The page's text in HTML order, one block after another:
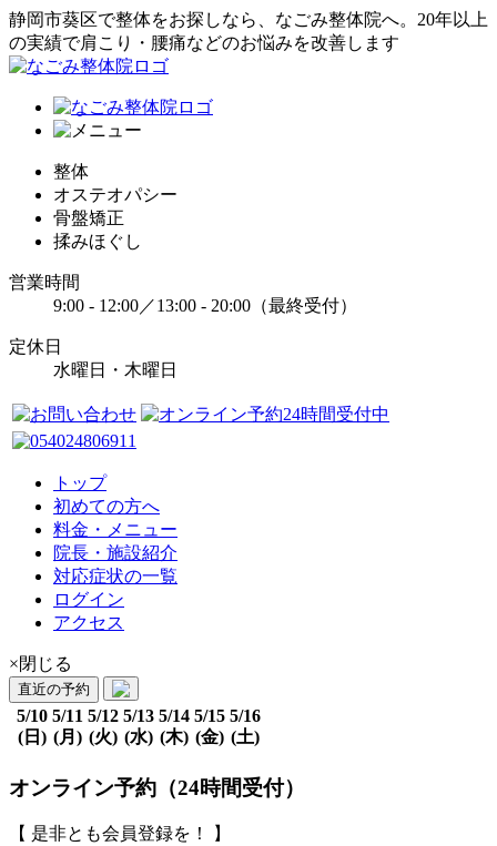
静岡市葵区で整体をお探しなら、なごみ整体院へ。20年以上
の実績で肩こり・腰痛などのお悩みを改善します
整体
オステオパシー
骨盤矯正
揉みほぐし
営業時間
9:00 - 12:00／13:00 - 20:00（最終受付）
定休日
水曜日・木曜日
トップ
初めての方へ
料金・メニュー
院長・施設紹介
対応症状の一覧
ログイン
アクセス
×閉じる
直近の予約
5/10
(日)
5/11
(月)
5/12
(火)
5/13
(水)
5/14
(木)
5/15
(金)
5/16
(土)
オンライン予約（24時間受付）
【 是非とも会員登録を！ 】